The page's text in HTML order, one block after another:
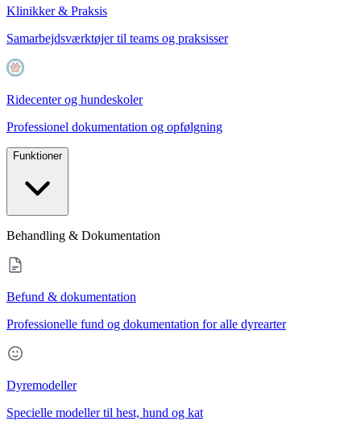
Klinikker & Praksis
Samarbejdsværktøjer til teams og praksisser
Ridecenter og hundeskoler
Professionel dokumentation og opfølgning
Funktioner
Behandling & Dokumentation
Befund & dokumentation
Professionelle fund og dokumentation for alle dyrearter
Dyremodeller
Specielle modeller til hest, hund og kat